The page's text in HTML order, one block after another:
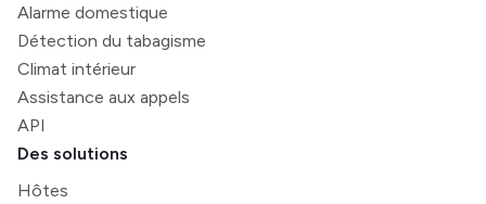
Alarme domestique
Détection du tabagisme
Climat intérieur
Assistance aux appels
API
Des solutions
Hôtes